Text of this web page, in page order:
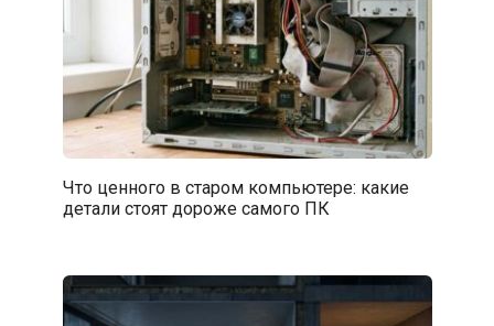
Что ценного в старом компьютере: какие
детали стоят дороже самого ПК